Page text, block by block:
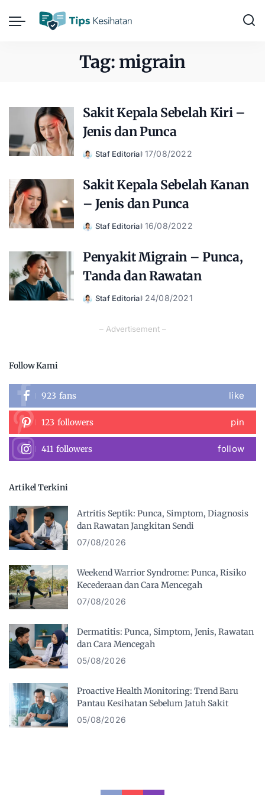
Tag: migrain
Sakit Kepala Sebelah Kiri –
Jenis dan Punca
Posted
Staf Editorial 17/08/2022
Sakit Kepala Sebelah Kanan
– Jenis dan Punca
Posted
Staf Editorial 16/08/2022
Penyakit Migrain – Punca,
Tanda dan Rawatan
Posted
Staf Editorial 24/08/2021
– Advertisement –
Follow Kami
923 fans like
123 followers pin
411 followers follow
Artikel Terkini
Artritis Septik: Punca, Simptom, Diagnosis
dan Rawatan Jangkitan Sendi
07/08/2026
Weekend Warrior Syndrome: Punca, Risiko
Kecederaan dan Cara Mencegah
07/08/2026
Dermatitis: Punca, Simptom, Jenis, Rawatan
dan Cara Mencegah
05/08/2026
Proactive Health Monitoring: Trend Baru
Pantau Kesihatan Sebelum Jatuh Sakit
05/08/2026